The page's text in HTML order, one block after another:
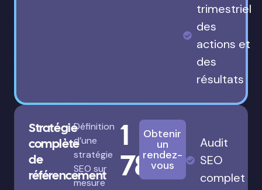
trimestriel
des
actions et
des
résultats
Stratégie
complète
de
référencement
Définition
d’une
stratégie
SEO sur
mesure
1
780€
Obtenir
un
rendez-
vous
Audit
SEO
complet